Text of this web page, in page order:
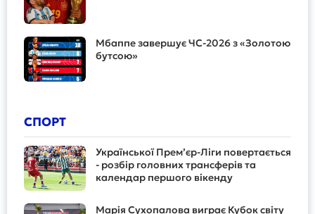
Мбаппе завершує ЧС-2026 з «Золотою
бутсою»
СПОРТ
Української Прем’єр-Ліги повертається
- розбір головних трансферів та
календар першого вікенду
Марія Сухопалова виграє Кубок світу